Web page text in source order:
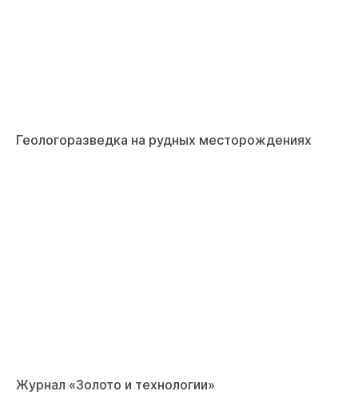
Геологоразведка на рудных месторождениях
Журнал «Золото и технологии»